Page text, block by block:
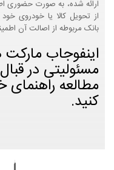
ارائه شده، به صورت حضوری
از تحویل کالا یا خودروی
بانک مربوطه از اصالت آن
اینفوجاب
مسئولیتی در
مطالعه راهنمای
کنید.